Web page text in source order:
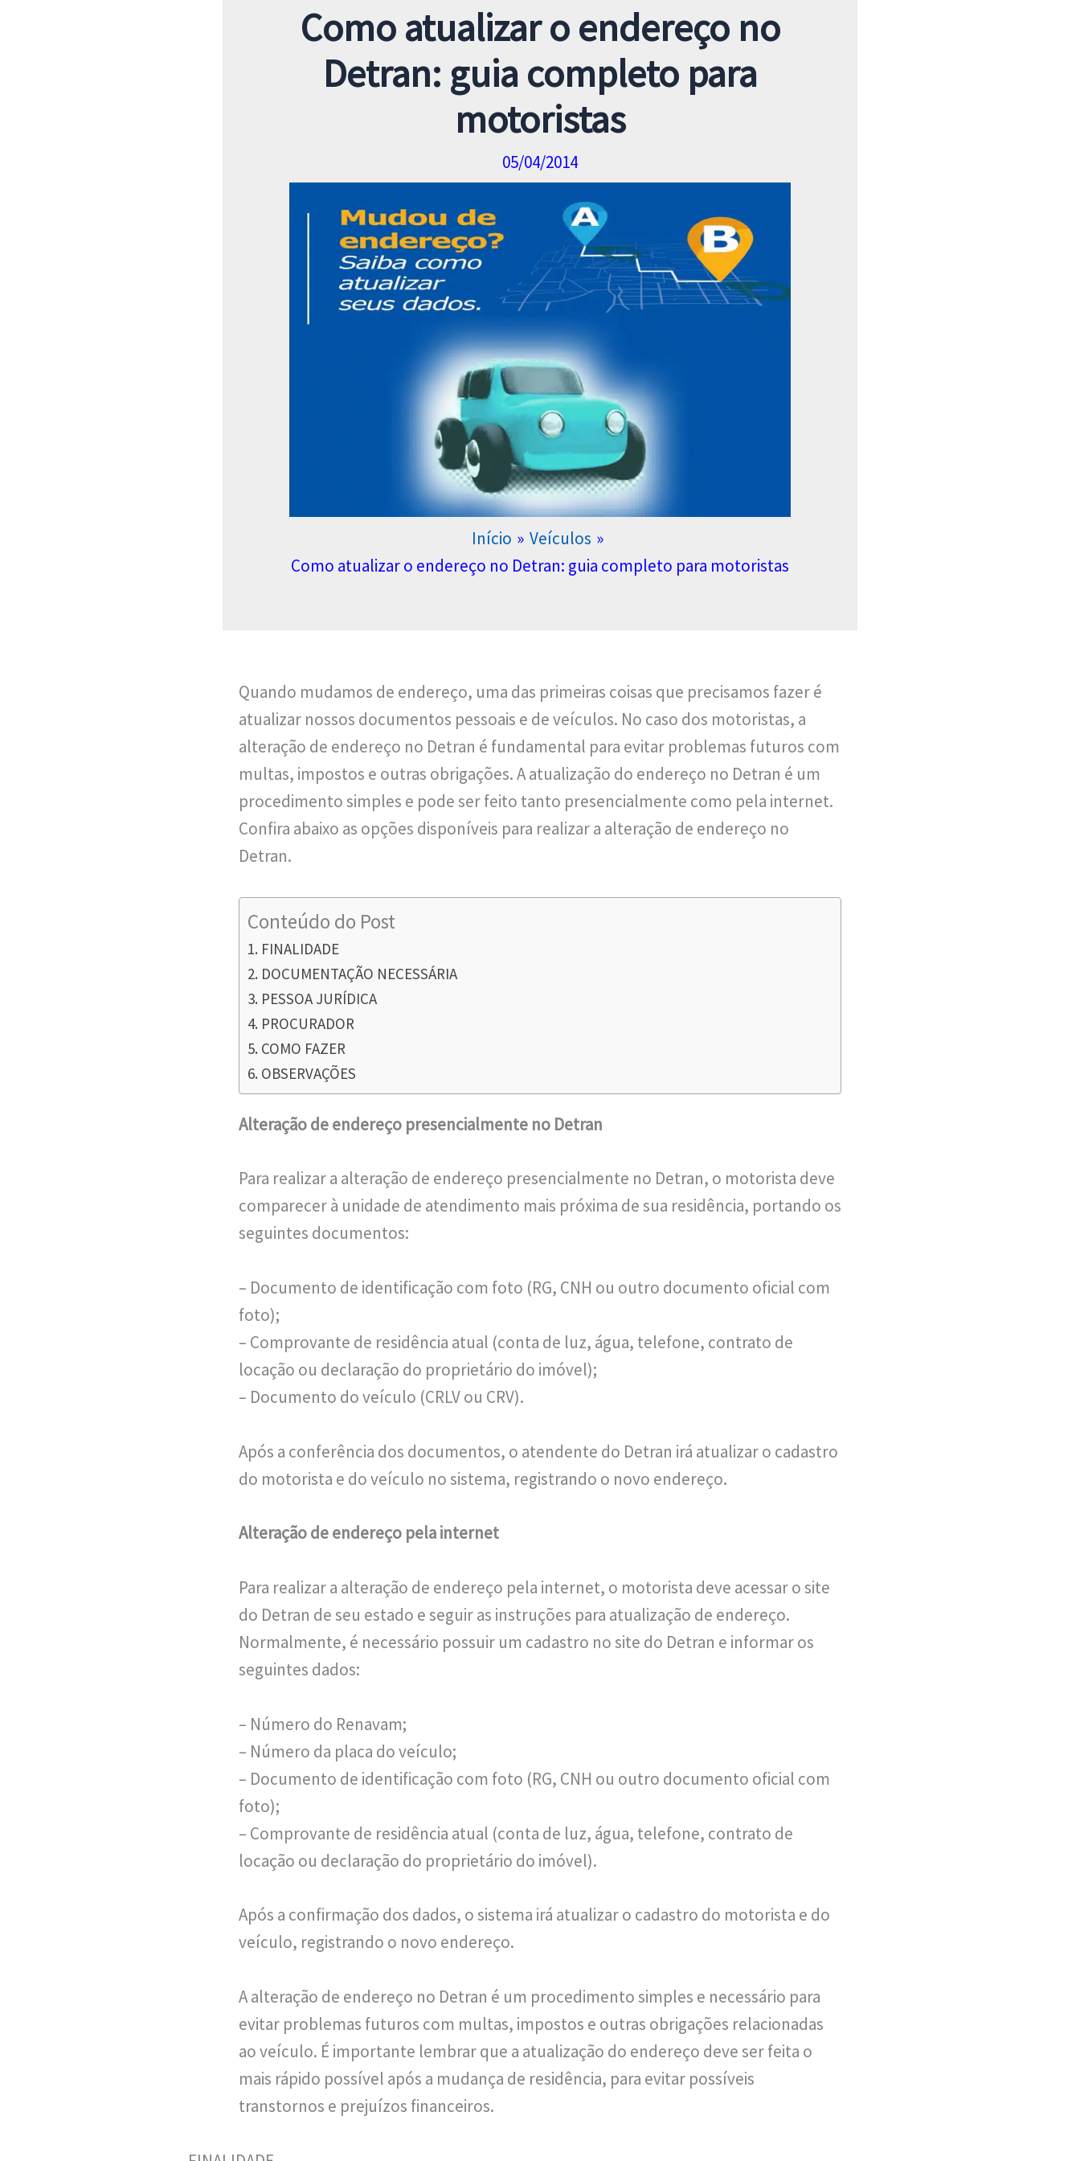
Como atualizar o endereço no
Detran: guia completo para
motoristas
05/04/2014
Início
Veículos
Como atualizar o endereço no Detran: guia completo para motoristas
Quando mudamos de endereço, uma das primeiras coisas que precisamos fazer é
atualizar nossos documentos pessoais e de veículos. No caso dos motoristas, a
alteração de endereço no Detran é fundamental para evitar problemas futuros com
multas, impostos e outras obrigações. A atualização do endereço no Detran é um
procedimento simples e pode ser feito tanto presencialmente como pela internet.
Confira abaixo as opções disponíveis para realizar a alteração de endereço no
Detran.
Conteúdo do Post
FINALIDADE
DOCUMENTAÇÃO NECESSÁRIA
PESSOA JURÍDICA
PROCURADOR
COMO FAZER
OBSERVAÇÕES
Alteração de endereço presencialmente no Detran
Para realizar a alteração de endereço presencialmente no Detran, o motorista deve
comparecer à unidade de atendimento mais próxima de sua residência, portando os
seguintes documentos:
– Documento de identificação com foto (RG, CNH ou outro documento oficial com
foto);
– Comprovante de residência atual (conta de luz, água, telefone, contrato de
locação ou declaração do proprietário do imóvel);
– Documento do veículo (CRLV ou CRV).
Após a conferência dos documentos, o atendente do Detran irá atualizar o cadastro
do motorista e do veículo no sistema, registrando o novo endereço.
Alteração de endereço pela internet
Para realizar a alteração de endereço pela internet, o motorista deve acessar o site
do Detran de seu estado e seguir as instruções para atualização de endereço.
Normalmente, é necessário possuir um cadastro no site do Detran e informar os
seguintes dados:
– Número do Renavam;
– Número da placa do veículo;
– Documento de identificação com foto (RG, CNH ou outro documento oficial com
foto);
– Comprovante de residência atual (conta de luz, água, telefone, contrato de
locação ou declaração do proprietário do imóvel).
Após a confirmação dos dados, o sistema irá atualizar o cadastro do motorista e do
veículo, registrando o novo endereço.
A alteração de endereço no Detran é um procedimento simples e necessário para
evitar problemas futuros com multas, impostos e outras obrigações relacionadas
ao veículo. É importante lembrar que a atualização do endereço deve ser feita o
mais rápido possível após a mudança de residência, para evitar possíveis
transtornos e prejuízos financeiros.